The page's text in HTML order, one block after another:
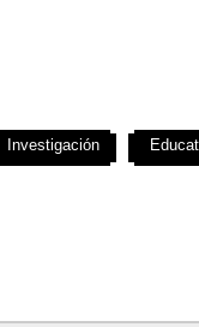
Investigación